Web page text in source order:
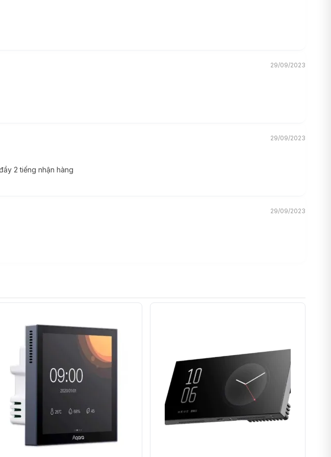
Google Nest Hub Gen 2nd tương thích Philips Hue, Broadlink… Trong tab Điều khiển
29/09/2023
29/09/2023
2 tiếng nhận hàng
29/09/2023